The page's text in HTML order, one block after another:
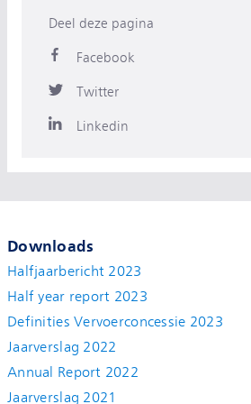
Deel deze pagina
Facebook
Twitter
Linkedin
Downloads
Halfjaarbericht 2023
Half year report 2023
Definities Vervoerconcessie 2023
Jaarverslag 2022
Annual Report 2022
Jaarverslag 2021